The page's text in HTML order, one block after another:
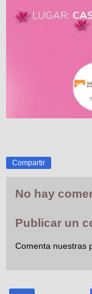
Compartir
No hay
Publicar un
Comenta nuestras